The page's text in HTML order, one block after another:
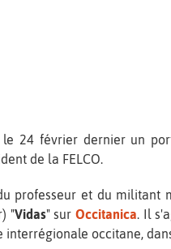
24 février dernier un
de la FELCO.
professeur et du militant
"Vidas" surOccitanica. Il
interrégionale occitane,